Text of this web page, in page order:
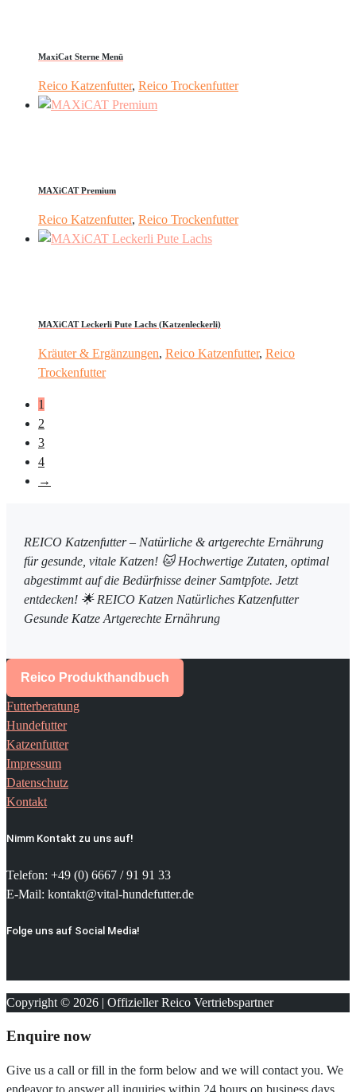
MaxiCat Sterne Menü
Reico Katzenfutter, Reico Trockenfutter
MAXiCAT Premium
Reico Katzenfutter, Reico Trockenfutter
MAXiCAT Leckerli Pute Lachs (Katzenleckerli)
Kräuter & Ergänzungen, Reico Katzenfutter, Reico
Trockenfutter
1
2
3
4
→
REICO Katzenfutter – Natürliche & artgerechte Ernährung
für gesunde, vitale Katzen! 🐱 Hochwertige Zutaten, optimal
abgestimmt auf die Bedürfnisse deiner Samtpfote. Jetzt
entdecken! 🌟 REICO Katzen Natürliches Katzenfutter
Gesunde Katze Artgerechte Ernährung
Reico Produkthandbuch
Futterberatung
Hundefutter
Katzenfutter
Impressum
Datenschutz
Kontakt
Nimm Kontakt zu uns auf!
Telefon: +49 (0) 6667 / 91 91 33
E-Mail: kontakt@vital-hundefutter.de
Folge uns auf Social Media!
Copyright © 2026 | Offizieller Reico Vertriebspartner
Enquire now
Give us a call or fill in the form below and we will contact you. We
endeavor to answer all inquiries within 24 hours on business days.